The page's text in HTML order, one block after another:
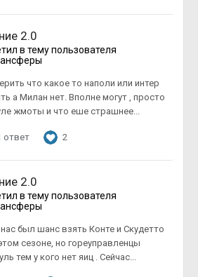
2.0
в тему пользователя
что какое то наполи или интер
а Милан нет. Вполне могут , просто
жмоты и что еше страшнее...
ответ 2
2.0
в тему пользователя
был шанс взять Конте и Скудетто
сезоне, но гореуправленцы
тем у кого нет яиц . Сейчас...